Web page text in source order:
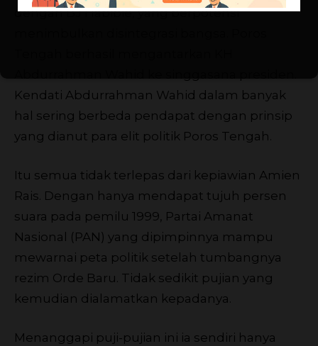
dengan BJ Habibie, yang berpotensi
Kendati Abdurrahman Wahid dalam banyak
hal sering berbeda pendapat dengan prinsip
yang dianut para elit politik Poros Tengah.
Itu semua tidak terlepas dari kepiawian Amien
Rais. Dengan hanya mendapat tujuh persen
suara pada pemilu 1999, Partai Amanat
Nasional (PAN) yang dipimpinnya mampu
mewarnai peta politik setelah tumbangnya
rezim Orde Baru. Tidak sedikit pujian yang
kemudian dialamatkan kepadanya.
Menanggapi puji-pujian ini ia sendiri hanya